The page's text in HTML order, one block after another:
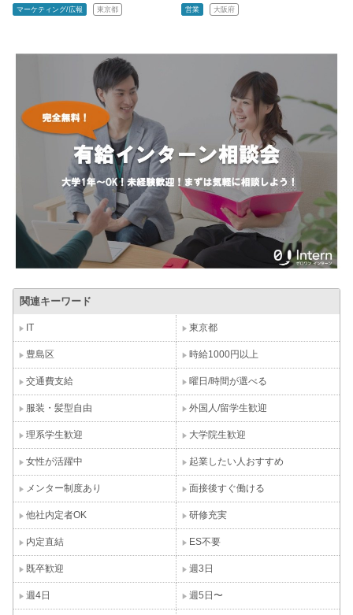
マーケティング/広報 東京都 営業 大阪府
関連キーワード
IT 東京都
豊島区 時給1000円以上
交通費支給 曜日/時間が選べる
服装・髪型自由 外国人/留学生歓迎
理系学生歓迎 大学院生歓迎
女性が活躍中 起業したい人おすすめ
メンター制度あり 面接後すぐ働ける
他社内定者OK 研修充実
内定直結 ES不要
既卒歓迎 週3日
週4日 週5日〜